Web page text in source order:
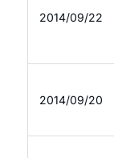
2014/09/22
2014/09/20